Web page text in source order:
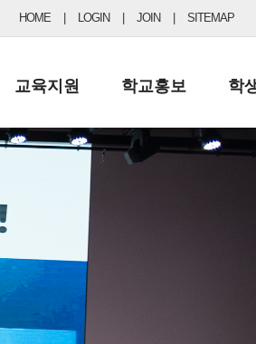
HOME LOGIN JOIN SITEMAP
교육지원
행정실
학교운영위원회
학교건축기금
학교홍보
보도자료
학